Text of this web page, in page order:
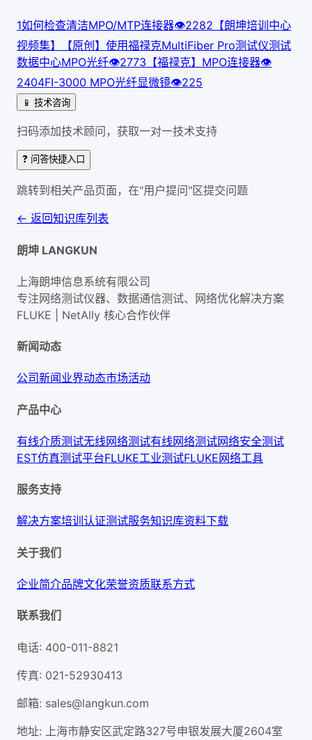
1如何检查清洁MPO/MTP连接器👁2282 【朗坤培训中心
视频集】【原创】使用福禄克MultiFiber Pro测试仪测试
数据中心MPO光纤👁2773 【福禄克】MPO连接器👁
2404FI-3000 MPO光纤显微镜👁225
📱 技术咨询
扫码添加技术顾问，获取一对一技术支持
❓ 问答快捷入口
跳转到相关产品页面，在"用户提问"区提交问题
← 返回知识库列表
朗坤 LANGKUN
上海朗坤信息系统有限公司
专注网络测试仪器、数据通信测试、网络优化解决方案
FLUKE | NetAlly 核心合作伙伴
新闻动态
公司新闻业界动态市场活动
产品中心
有线介质测试无线网络测试有线网络测试网络安全测试
EST仿真测试平台FLUKE工业测试FLUKE网络工具
服务支持
解决方案培训认证测试服务知识库资料下载
关于我们
企业简介品牌文化荣誉资质联系方式
联系我们
电话: 400-011-8821
传真: 021-52930413
邮箱: sales@langkun.com
地址: 上海市静安区武定路327号申银发展大厦2604室